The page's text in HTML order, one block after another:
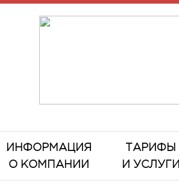
ИНФОРМАЦИЯ
О КОМПАНИИ
ТАРИФЫ
И УСЛУГИ